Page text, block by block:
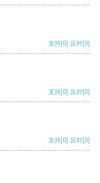
支持[0] 反对[0]
支持[0] 反对[0]
支持[0] 反对[0]